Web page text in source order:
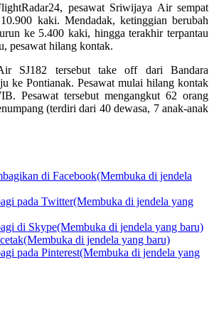
pesawat Sriwijaya Air sempat
kaki. Mendadak, ketinggian berubah
ke 5.400 kaki, hingga terakhir terpantau
pesawat hilang kontak.
SJ182 tersebut take off dari Bandara
ke Pontianak. Pesawat mulai hilang kontak
Pesawat tersebut mengangkut 62 orang
(terdiri dari 40 dewasa, 7 anak-anak
di Facebook(Membuka di jendela
pada Twitter(Membuka di jendela yang
di Skype(Membuka di jendela yang baru)
di jendela yang baru)
pada Pinterest(Membuka di jendela yang